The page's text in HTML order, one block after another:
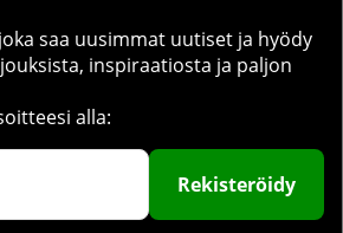
saa uusimmat uutiset ja hyödy
inspiraatiosta ja paljon
alla:
Rekisteröidy